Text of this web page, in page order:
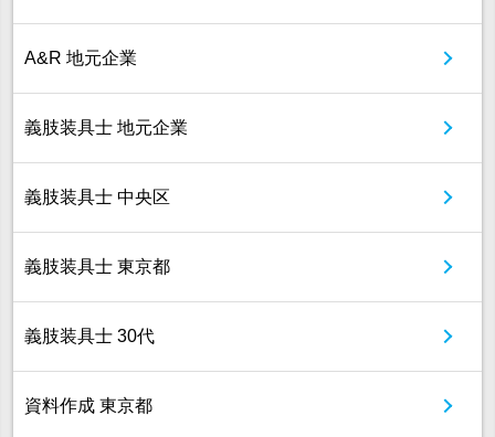
A&R 地元企業
義肢装具士 地元企業
義肢装具士 中央区
義肢装具士 東京都
義肢装具士 30代
資料作成 東京都